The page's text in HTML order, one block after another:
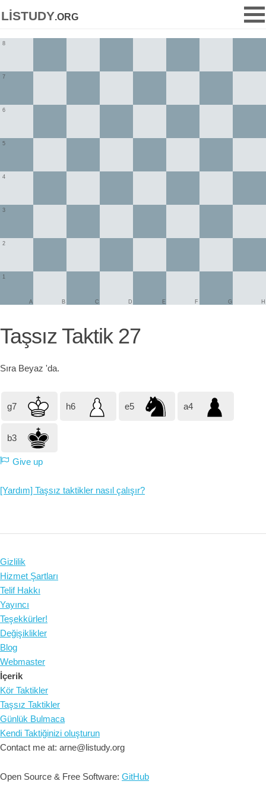
listudy.org
1
2
3
4
5
6
7
8
A B C D E F G H
Taşsız Taktik 27
Sıra Beyaz 'da.
g7 h6 e5 a4
b3
Give up
[Yardım] Taşsız taktikler nasıl çalışır?
Gizlilik
Hizmet Şartları
Telif Hakkı
Yayıncı
Teşekkürler!
Değişiklikler
Blog
Webmaster
İçerik
Kör Taktikler
Taşsız Taktikler
Günlük Bulmaca
Kendi Taktiğinizi oluşturun
Contact me at: arne@listudy.org
Open Source & Free Software: GitHub